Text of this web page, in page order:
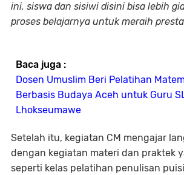
ini, siswa dan sisiwi disini bisa lebih
proses belajarnya untuk meraih
Baca juga :
Dosen Umuslim Beri Pelatihan
Berbasis Budaya Aceh untuk Guru
Lhokseumawe
Setelah itu, kegiatan CM mengajar
dengan kegiatan materi dan praktek
seperti kelas pelatihan penulisan